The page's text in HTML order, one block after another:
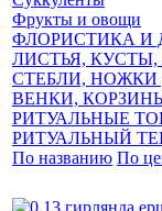
Фрукты и овощи
ФЛОРИСТИКА И
ЛИСТЬЯ,
СТЕБЛИ, НОЖКИ
ВЕНКИ,
РИТУАЛЬНЫЕ
РИТУАЛЬНЫЙ
По названию По